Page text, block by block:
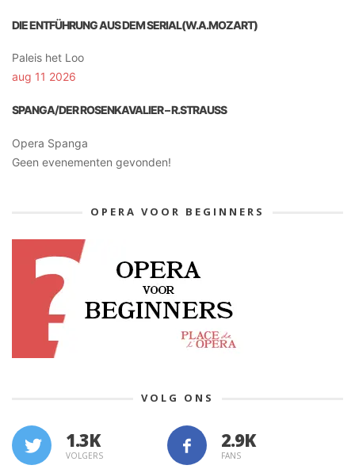
DIE ENTFÜHRUNG AUS DEM SERIAL(W.A.MOZART)
Paleis het Loo
aug 11 2026
SPANGA/DER ROSENKAVALIER – R.STRAUSS
Opera Spanga
Geen evenementen gevonden!
OPERA VOOR BEGINNERS
VOLG ONS
1.3K
VOLGERS FANS